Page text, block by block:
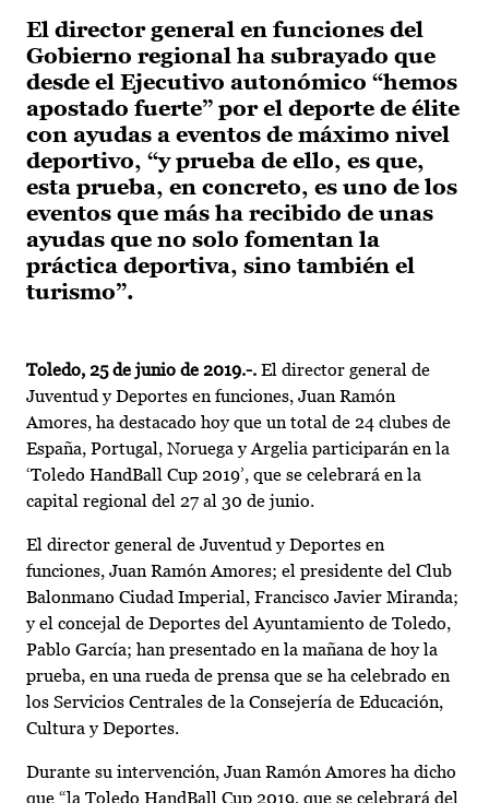
El director general en funciones del
Gobierno regional ha subrayado que
desde el Ejecutivo autonómico “hemos
apostado fuerte” por el deporte de élite
con ayudas a eventos de máximo nivel
deportivo, “y prueba de ello, es que,
esta prueba, en concreto, es uno de los
eventos que más ha recibido de unas
ayudas que no solo fomentan la
práctica deportiva, sino también el
turismo”.
Toledo, 25 de junio de 2019.-. El director general de
Juventud y Deportes en funciones, Juan Ramón
Amores, ha destacado hoy que un total de 24 clubes de
España, Portugal, Noruega y Argelia participarán en la
‘Toledo HandBall Cup 2019’, que se celebrará en la
capital regional del 27 al 30 de junio.
El director general de Juventud y Deportes en
funciones, Juan Ramón Amores; el presidente del Club
Balonmano Ciudad Imperial, Francisco Javier Miranda;
y el concejal de Deportes del Ayuntamiento de Toledo,
Pablo García; han presentado en la mañana de hoy la
prueba, en una rueda de prensa que se ha celebrado en
los Servicios Centrales de la Consejería de Educación,
Cultura y Deportes.
Durante su intervención, Juan Ramón Amores ha dicho
que “la Toledo HandBall Cup 2019, que se celebrará del